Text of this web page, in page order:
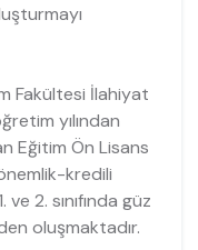
Fakültesi İlahiyat
yılından
Eğitim Ön Lisans
kredili
2. sınıfında güz
oluşmaktadır.